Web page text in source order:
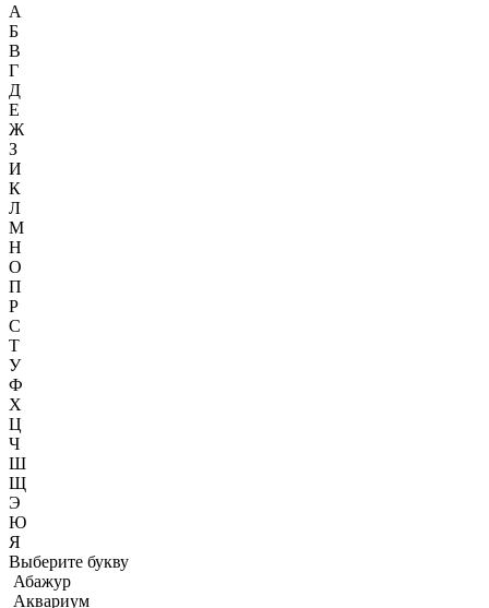
А
Б
В
Г
Д
Е
Ж
З
И
К
Л
М
Н
О
П
Р
С
Т
У
Ф
Х
Ц
Ч
Ш
Щ
Э
Ю
Я
Выберите букву
Абажур
Аквариум